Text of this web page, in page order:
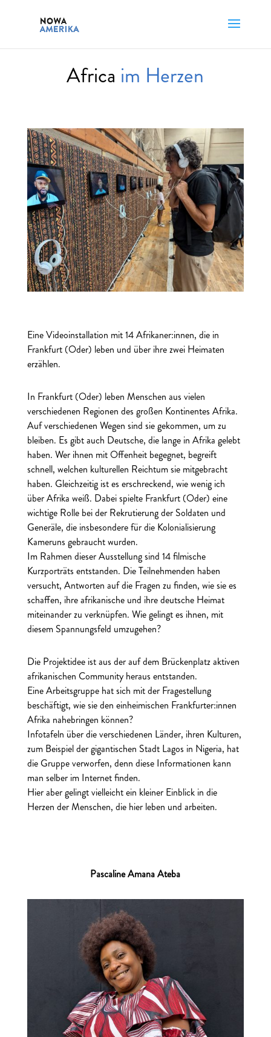
Africa im Herzen
Eine Videoinstallation mit 14 Afrikaner:innen, die in
Frankfurt (Oder) leben und über ihre zwei Heimaten
erzählen.
In Frankfurt (Oder) leben Menschen aus vielen
verschiedenen Regionen des großen Kontinentes Afrika.
Auf verschiedenen Wegen sind sie gekommen, um zu
bleiben. Es gibt auch Deutsche, die lange in Afrika gelebt
haben. Wer ihnen mit Offenheit begegnet, begreift
schnell, welchen kulturellen Reichtum sie mitgebracht
haben. Gleichzeitig ist es erschreckend, wie wenig ich
über Afrika weiß. Dabei spielte Frankfurt (Oder) eine
wichtige Rolle bei der Rekrutierung der Soldaten und
Generäle, die insbesondere für die Kolonialisierung
Kameruns gebraucht wurden.
Im Rahmen dieser Ausstellung sind 14 filmische
Kurzporträts entstanden. Die Teilnehmenden haben
versucht, Antworten auf die Fragen zu finden, wie sie es
schaffen, ihre afrikanische und ihre deutsche Heimat
miteinander zu verknüpfen. Wie gelingt es ihnen, mit
diesem Spannungsfeld umzugehen?
Die Projektidee ist aus der auf dem Brückenplatz aktiven
afrikanischen Community heraus entstanden.
Eine Arbeitsgruppe hat sich mit der Fragestellung
beschäftigt, wie sie den einheimischen Frankfurter:innen
Afrika nahebringen können?
Infotafeln über die verschiedenen Länder, ihren Kulturen,
zum Beispiel der gigantischen Stadt Lagos in Nigeria, hat
die Gruppe verworfen, denn diese Informationen kann
man selber im Internet finden.
Hier aber gelingt vielleicht ein kleiner Einblick in die
Herzen der Menschen, die hier leben und arbeiten.
Pascaline Amana Ateba